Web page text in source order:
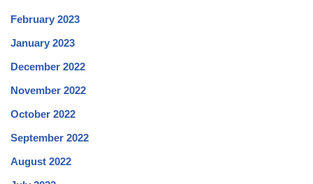
February 2023
January 2023
December 2022
November 2022
October 2022
September 2022
August 2022